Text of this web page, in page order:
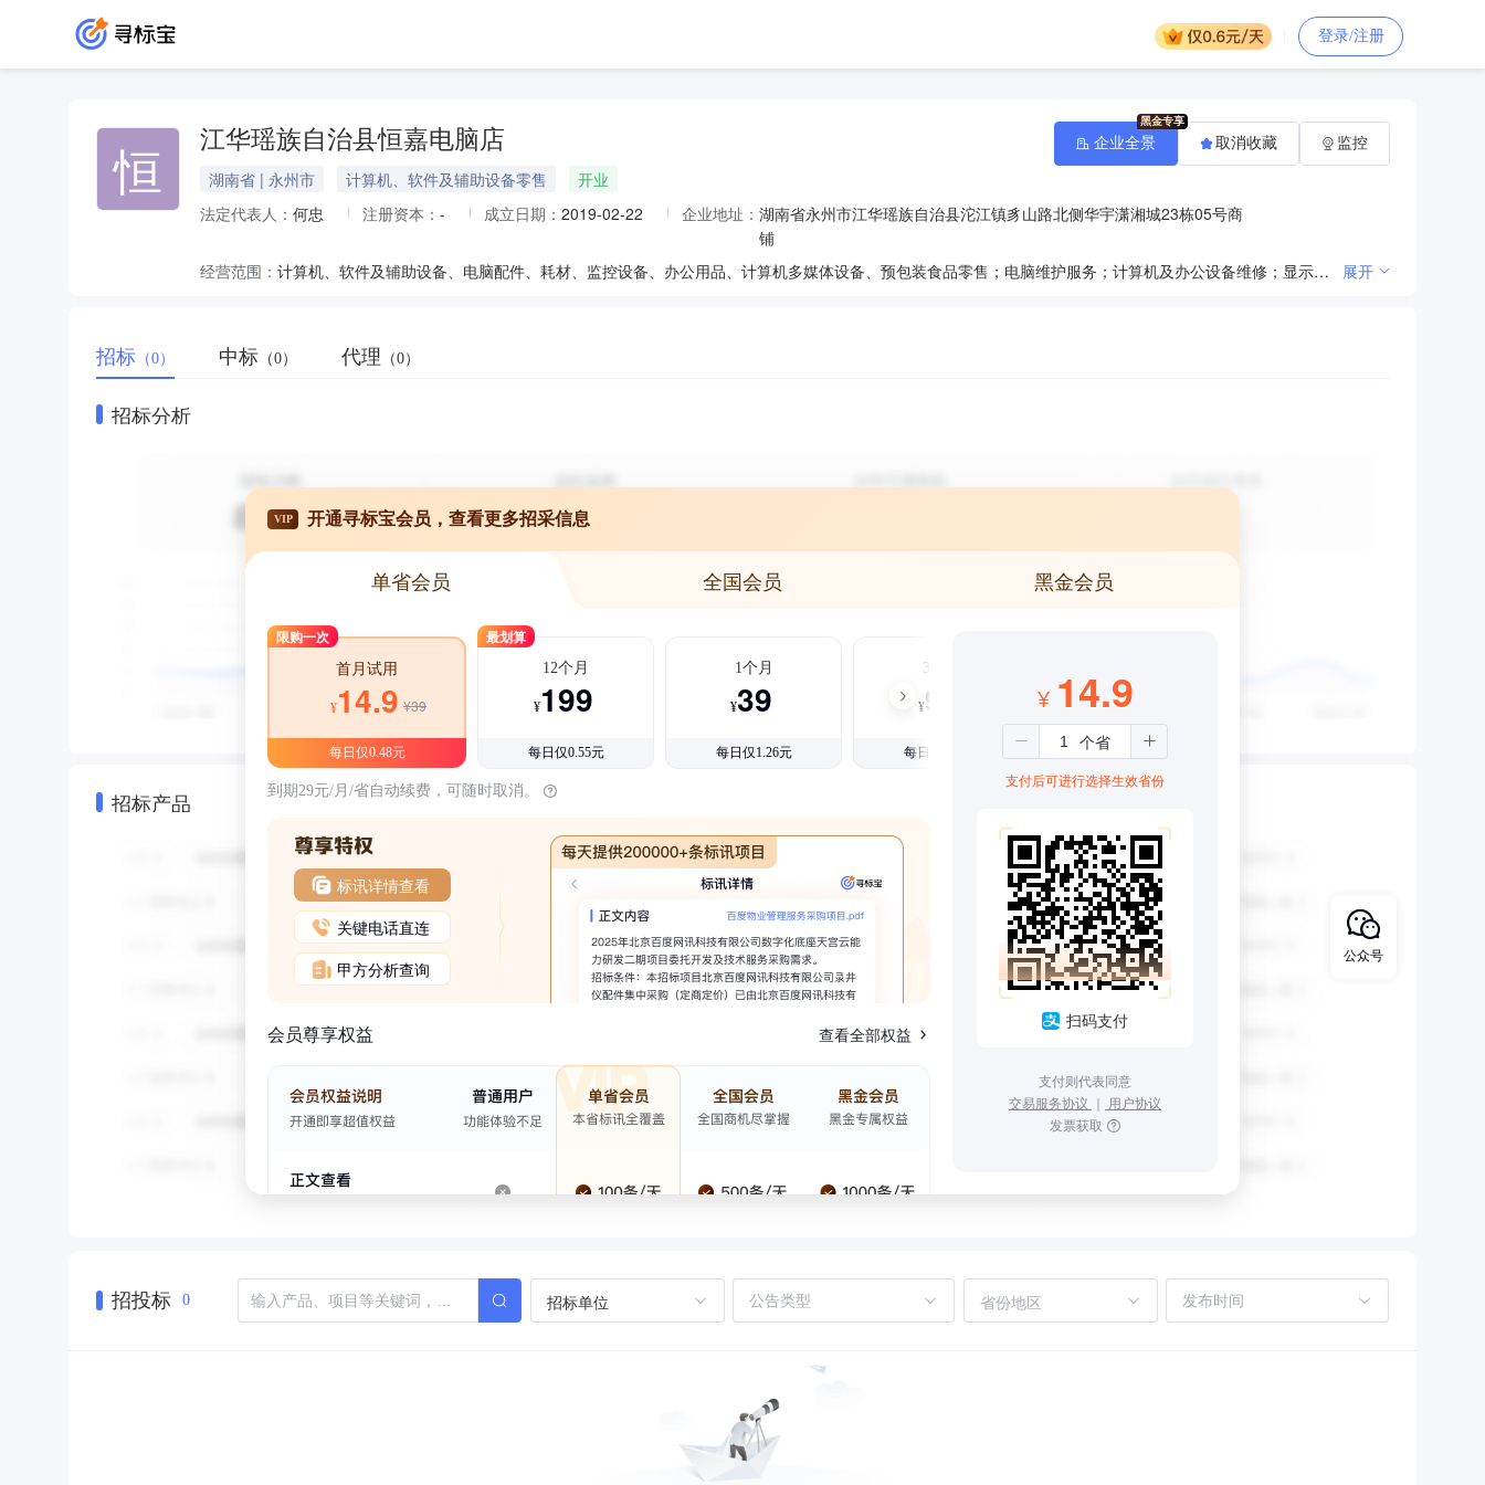
登录/注册
恒 江华瑶族自治县恒嘉电脑店
湖南省 | 永州市 计算机、软件及辅助设备零售
开业
法定代表人： 何忠 注册资本： - 成立日期： 2019-02-22 企业地址： 湖南省永州市江华瑶族自治县沱江镇豸山路北侧华宇潇湘城23栋05号商
铺
经营范围：
计算机、软件及辅助设备、电脑配件、耗材、监控设备、办公用品、计算机多媒体设备、预包装食品零售；电脑维护服务；计算机及办公设备维修；显示器件、音响设备、安防设备、数字视频监控系统、电子产品、机械电气设备销售；文具用品零售。（依法须经批准的项目，经相关部门批准后方可开展经营活动） 展开
企业全景 取消收藏 监控
招标 （0） 中标 （0） 代理 （0）
招标分析
招标产品
VIP 开通寻标宝会员，查看更多招采信息
单省会员 全国会员 黑金会员
限购一次
首月试用
¥14.9 ¥39
每日仅0.48元
最划算
12个月
¥199
每日仅0.55元
1个月
¥39
每日仅1.26元
3个月
¥99
每日仅1.08元
到期29元/月/省自动续费，可随时取消。
标讯详情查看
关键电话直连
甲方分析查询
会员尊享权益 查看全部权益
¥ 14.9
支付后可进行选择生效省份
扫码支付
支付则代表同意
交易服务协议 ｜ 用户协议
发票获取
招投标 0 招标单位 省份地区
公众号